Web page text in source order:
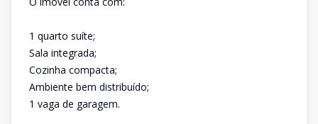
1 quarto suíte;
Sala integrada;
Cozinha compacta;
Ambiente bem distribuído;
1 vaga de garagem.